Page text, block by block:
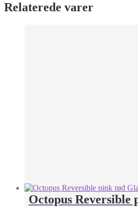
Relaterede varer
Octopus